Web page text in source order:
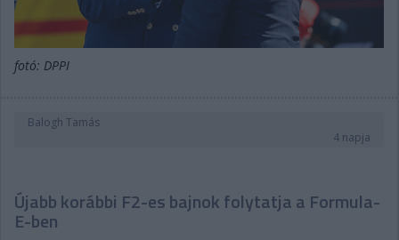
fotó: DPPI
Balogh Tamás
4 napja
Újabb korábbi F2-es bajnok folytatja a Formula-
E-ben